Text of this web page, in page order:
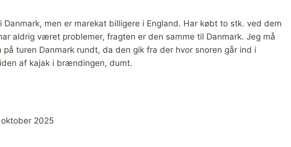
Danmark, men er marekat billigere i England. Har købt to stk. ved dem
aldrig været problemer, fragten er den samme til Danmark. Jeg må
turen Danmark rundt, da den gik fra der hvor snoren går ind i
af kajak i brændingen, dumt.
2025